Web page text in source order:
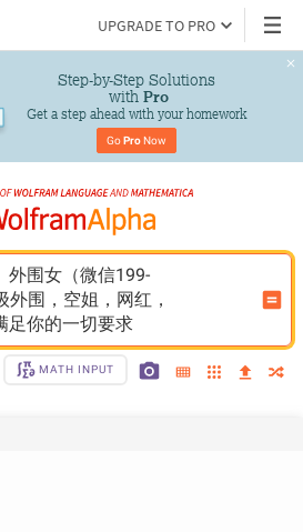
UPGRADE TO PRO
Step-by-Step Solutions
with Pro
Get a step ahead with your homework
Go Pro Now
外围女（微信199-
围，空姐，网红，
足你的一切要求
MATH INPUT